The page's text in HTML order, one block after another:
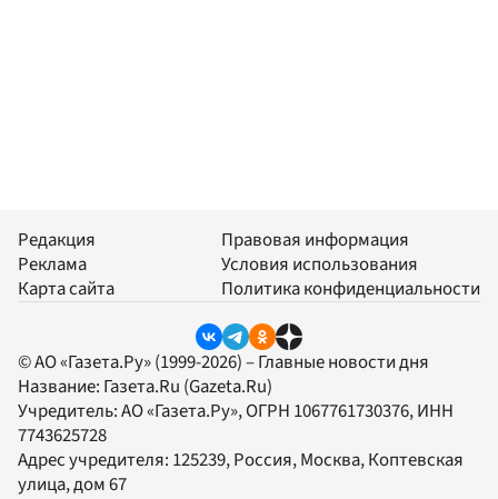
Редакция
Реклама
Карта сайта
Правовая информация
Условия использования
Политика конфиденциальности
© АО «Газета.Ру» (1999-2026) – Главные новости дня
Название: Газета.Ru (Gazeta.Ru)
Учредитель:АО «Газета.Ру», ОГРН 1067761730376, ИНН
7743625728
Адрес учредителя: 125239, Россия, Москва, Коптевская
улица, дом 67